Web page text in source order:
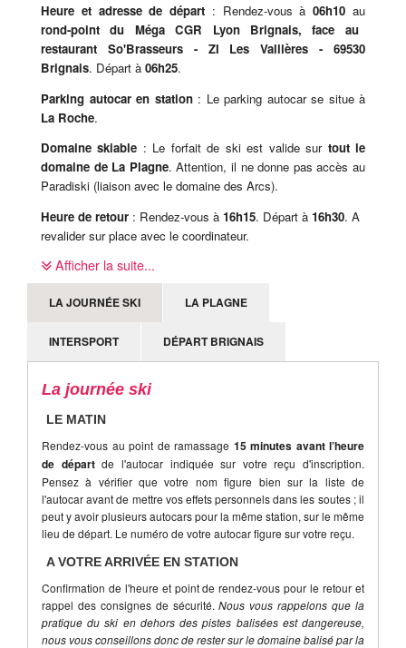
Heure et adresse de départ : Rendez-vous à06h10 au
rond-point du Méga CGR Lyon Brignais, face au
restaurant So'Brasseurs - ZI Les Vallières - 69530
Brignais. Départ à 06h25.
Parking autocar en station : Le parking autocar se situe à
La Roche.
Domaine skiable : Le forfait de ski est valide surtout le
domaine de La Plagne. Attention, il ne donne pas accès au
Paradiski (liaison avec le domaine des Arcs).
Heure de retour : Rendez-vous à 16h15. Départ à 16h30. A
revalider sur place avec le coordinateur.
Attention, le mauvais temps ou encore le manque de
neige ne sont pas des motifs d'annulation valables de la
part d'un participant.
Afficher la suite...
LA JOURNÉE SKI LA PLAGNE
INTERSPORT DÉPART BRIGNAIS
La journée ski
LE MATIN
Rendez-vous au point de ramassage 15 minutes avant l’heure
de départde l'autocar indiquée sur votre reçu d'inscription.
Pensez à vérifier que votre nom figure bien sur la liste de
l'autocar avant de mettre vos effets personnels dans les soutes ; il
peut y avoir plusieurs autocars pour la même station, sur le même
lieu de départ. Le numéro de votre autocar figure sur votre reçu.
A VOTRE ARRIVÉE EN STATION
Confirmation de l'heure et point de rendez-vous pour le retour et
rappel des consignes de sécurité.Nous vous rappelons que la
pratique du ski en dehors des pistes balisées est dangereuse,
nous vous conseillons donc de rester sur le domaine balisé par la